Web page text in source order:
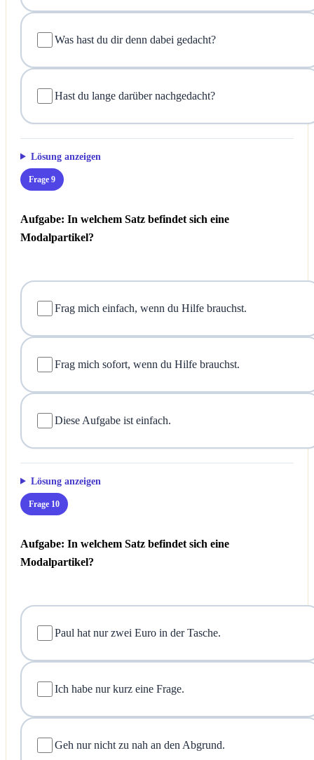
Was hast du dir denn dabei gedacht?
Hast du lange darüber nachgedacht?
Lösung anzeigen
Frage 9
Aufgabe: In welchem Satz befindet sich eine
Modalpartikel?
Frag mich einfach, wenn du Hilfe brauchst.
Frag mich sofort, wenn du Hilfe brauchst.
Diese Aufgabe ist einfach.
Lösung anzeigen
Frage 10
Aufgabe: In welchem Satz befindet sich eine
Modalpartikel?
Paul hat nur zwei Euro in der Tasche.
Ich habe nur kurz eine Frage.
Geh nur nicht zu nah an den Abgrund.